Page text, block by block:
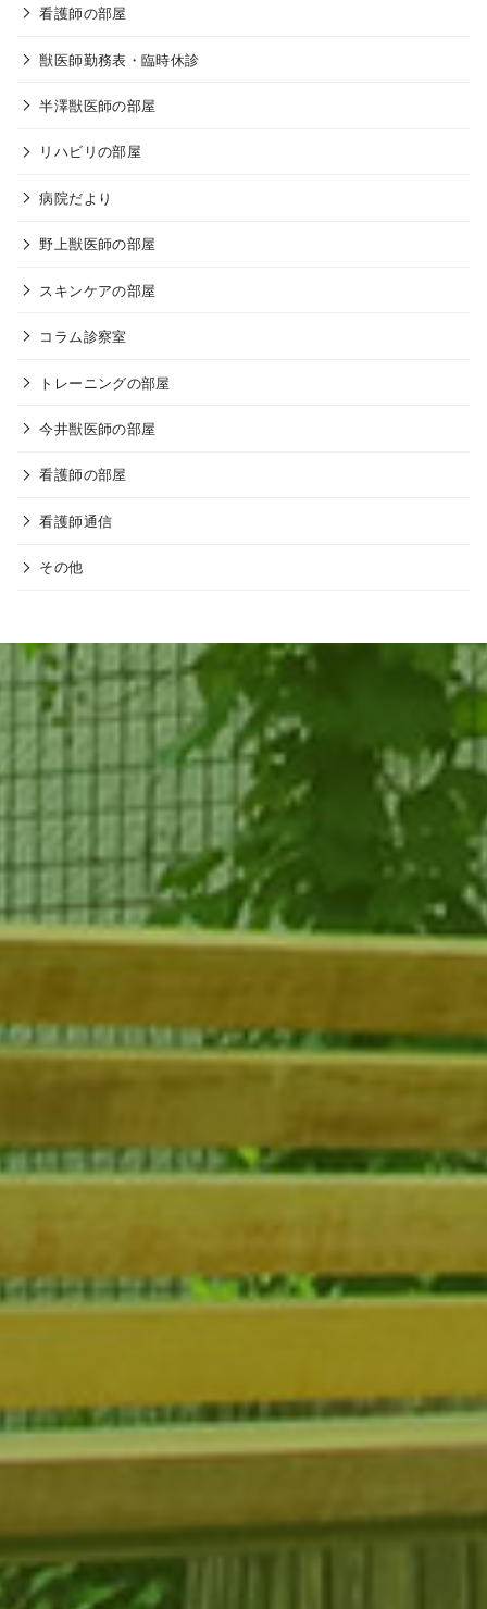
看護師の部屋
獣医師勤務表・臨時休診
半澤獣医師の部屋
リハビリの部屋
病院だより
野上獣医師の部屋
スキンケアの部屋
コラム診察室
トレーニングの部屋
今井獣医師の部屋
看護師の部屋
看護師通信
その他